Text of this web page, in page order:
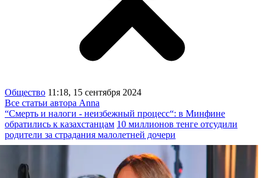
Общество 11:18, 15 сентября 2024
Все статьи автора Anna
“Смерть и налоги - неизбежный процесс“: в Минфине
обратились к казахстанцам 10 миллионов тенге отсудили
родители за страдания малолетней дочери